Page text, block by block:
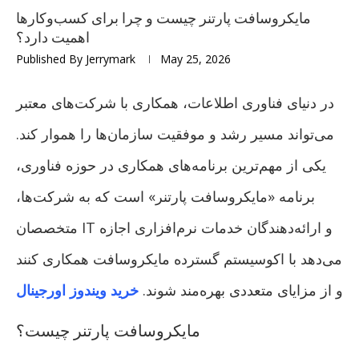
مایکروسافت پارتنر چیست و چرا برای کسب‌وکارها
اهمیت دارد؟
Published By Jerrymark May 25, 2026
در دنیای فناوری اطلاعات، همکاری با شرکت‌های معتبر
می‌تواند مسیر رشد و موفقیت سازمان‌ها را هموار کند.
یکی از مهم‌ترین برنامه‌های همکاری در حوزه فناوری،
برنامه «مایکروسافت پارتنر» است که به شرکت‌ها،
متخصصان IT و ارائه‌دهندگان خدمات نرم‌افزاری اجازه
می‌دهد با اکوسیستم گسترده مایکروسافت همکاری کنند
و از مزایای متعددی بهره‌مند شوند. خرید ویندوز اورجینال
مایکروسافت پارتنر چیست؟